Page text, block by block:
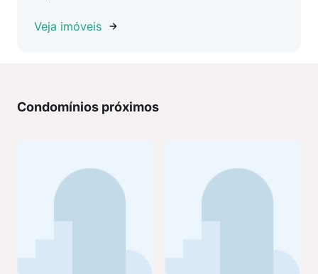
Veja imóveis
Condomínios próximos